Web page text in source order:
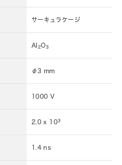
サーキュラケージ
Al 2O3
φ3 mm
1000 V
2.0 x 103
1.4 ns